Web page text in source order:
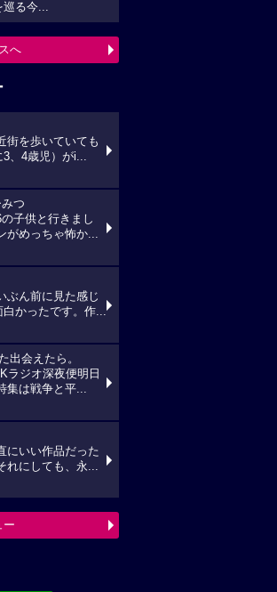
る今...
へ
街を歩いていても
、4歳児）がi...
つ
子供と行きまし
がめっちゃ怖か...
ぶん前に見た感じ
白かったです。作...
出会えたら。
ラジオ深夜便明日
集は戦争と平...
にいい作品だった
れにしても、永...
ー